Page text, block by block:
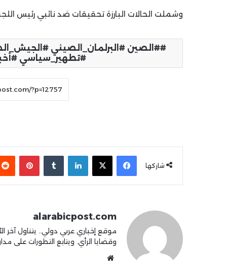
وشملت الحالات البارزة تحقيقات ضد نائبي رئيس
#الصين #البرلمان_الصيني
#تطهير_سياسي
شاركها
فيسبوك
X لينكدإن
alarabicpost.com
موقع إخباري عربي دولي.. يتناول آخر
وقضايا الرأي. ويتابع التطورات على مدار 24